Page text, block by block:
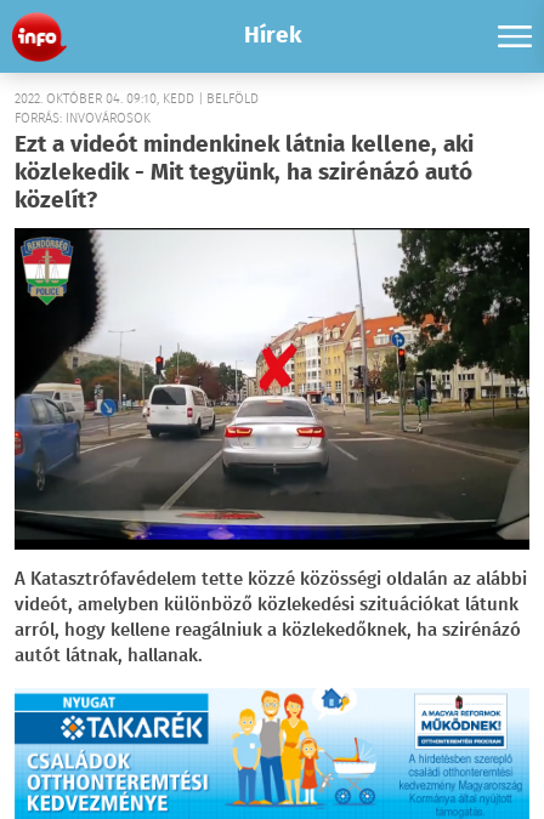
Hírek
2022. OKTÓBER 04. 09:10, KEDD | BELFÖLD
FORRÁS: INVOVÁROSOK
Ezt a videót mindenkinek látnia kellene, aki
közlekedik - Mit tegyünk, ha szirénázó autó
közelít?
A Katasztrófavédelem tette közzé közösségi oldalán az alábbi
videót, amelyben különböző közlekedési szituációkat látunk
arról, hogy kellene reagálniuk a közlekedőknek, ha szirénázó
autót látnak, hallanak.